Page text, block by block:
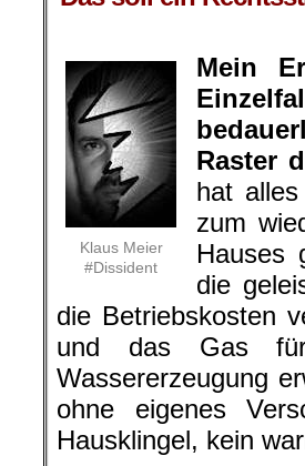
Klaus Meier
#Dissident
Mein
Raster
hat
zum
Hauses
die
die Betriebskosten
und das Gas
Wassererzeugung
ohne eigenes
Hausklingel, kein